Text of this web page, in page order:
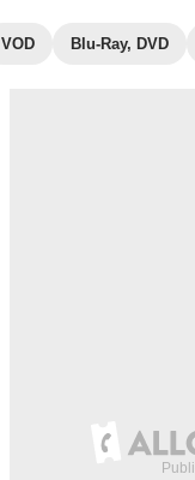
VOD Blu-Ray, DVD